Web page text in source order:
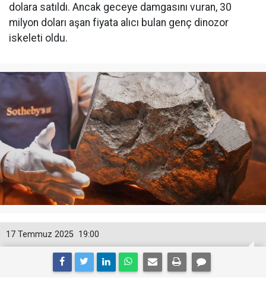
dolara satıldı. Ancak geceye damgasını vuran, 30
milyon doları aşan fiyata alıcı bulan genç dinozor
iskeleti oldu.
19:00
17 Temmuz 2025